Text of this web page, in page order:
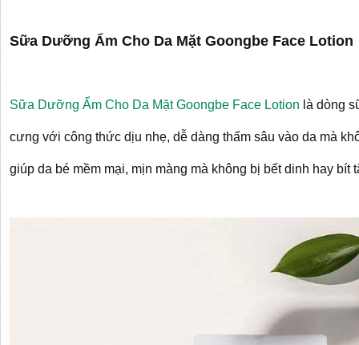
Sữa Dưỡng Ẩm Cho Da Mặt Goongbe Face Lotion
Sữa Dưỡng Ẩm Cho Da Mặt Goongbe Face Lotion là dòng
cưng với công thức dịu nhẹ, dễ dàng thấm sâu vào da mà
giúp da bé mềm mại, mịn màng mà không bị bết dinh hay bít